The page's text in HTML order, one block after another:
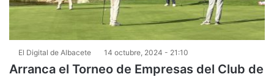
El Digital de Albacete 14 octubre, 2024 - 21:10
Arranca el Torneo de Empresas del Club de